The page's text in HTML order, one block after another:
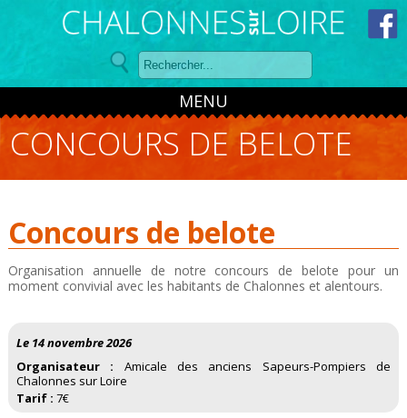
Panneau de gestion des cookies
MENU
CONCOURS DE BELOTE
Concours de belote
Organisation annuelle de notre concours de belote pour un
moment convivial avec les habitants de Chalonnes et alentours.
Le 14 novembre 2026
Organisateur : Amicale des anciens Sapeurs-Pompiers de
Chalonnes sur Loire
Tarif : 7€